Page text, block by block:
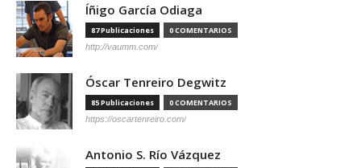
Íñigo García Odiaga
87 Publicaciones 0 COMENTARIOS
http://vaumm.com/
Óscar Tenreiro Degwitz
85 Publicaciones 0 COMENTARIOS
https://oscartenreiro.com/
Antonio S. Río Vázquez